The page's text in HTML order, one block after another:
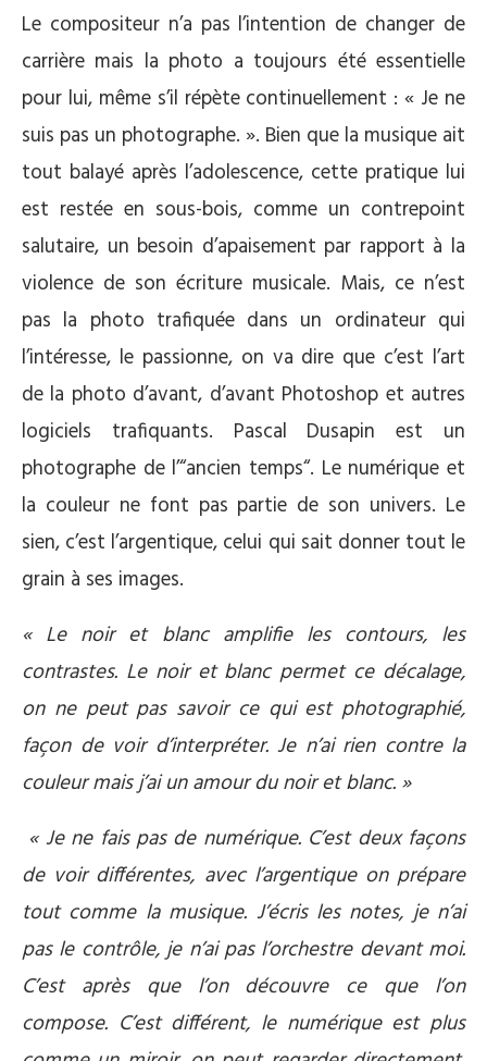
Le compositeur n’a pas l’intention de changer de
carrière mais la photo a toujours été essentielle
pour lui, même s’il répète continuellement : « Je ne
suis pas un photographe. ». Bien que la musique ait
tout balayé après l’adolescence, cette pratique lui
est restée en sous-bois, comme un contrepoint
salutaire, un besoin d’apaisement par rapport à la
violence de son écriture musicale. Mais, ce n’est
pas la photo trafiquée dans un ordinateur qui
l’intéresse, le passionne, on va dire que c’est l’art
de la photo d’avant, d’avant Photoshop et autres
logiciels trafiquants. Pascal Dusapin est un
photographe de l’“ancien temps“. Le numérique et
la couleur ne font pas partie de son univers. Le
sien, c’est l’argentique, celui qui sait donner tout le
grain à ses images.
« Le noir et blanc amplifie les contours, les
contrastes. Le noir et blanc permet ce décalage,
on ne peut pas savoir ce qui est photographié,
façon de voir d’interpréter. Je n’ai rien contre la
couleur mais j’ai un amour du noir et blanc. »
« Je ne fais pas de numérique. C’est deux façons
de voir différentes, avec l’argentique on prépare
tout comme la musique. J’écris les notes, je n’ai
pas le contrôle, je n’ai pas l’orchestre devant moi.
C’est après que l’on découvre ce que l’on
compose. C’est différent, le numérique est plus